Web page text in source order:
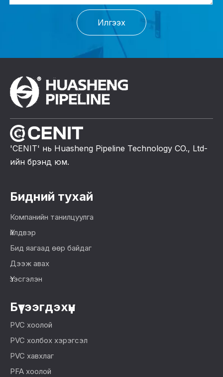
Илгээх
'CENIT' нь Huasheng Pipeline Technology CO., Ltd-
ийн брэнд юм.
Бидний тухай
Компанийн танилцуулга
Үйлдвэр
Бид яагаад өөр байдаг
Дээж авах
Үзэсгэлэн
Бүтээгдэхүүн
PVC хоолой
PVC холбох хэрэгсэл
PVC хавхлаг
PFA хоолой